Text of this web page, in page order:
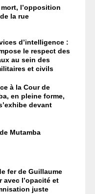
l’opposition
la rue
d’intelligence :
le respect des
au sein des
et civils
à la Cour de
en pleine forme,
devant
Mutamba
fer de Guillaume
avec l’opacité et
juste